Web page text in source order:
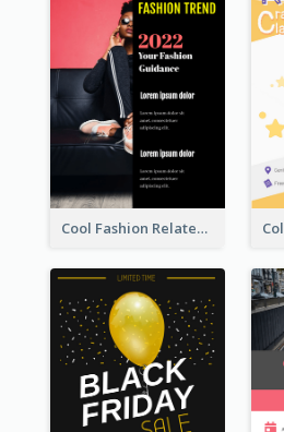
Cool Fashion Related Poster In Strong Colour Combinations